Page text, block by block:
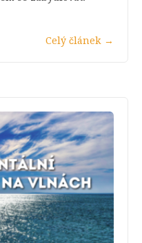
Celý článek →